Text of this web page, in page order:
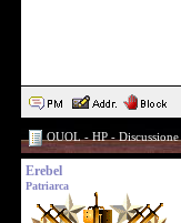
OUOL - HP -
Erebel
Patriarca